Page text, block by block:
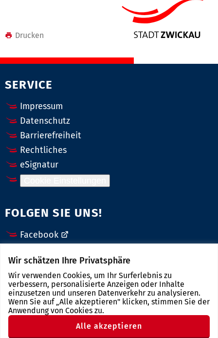
Wir schätzen Ihre Privatsphäre
Wir verwenden Cookies, um Ihr Surferlebnis zu
verbessern, personalisierte Anzeigen oder Inhalte
einzusetzen und unseren Datenverkehr zu analysieren.
Wenn Sie auf „Alle akzeptieren" klicken, stimmen Sie der
Anwendung von Cookies zu.
Alle akzeptieren
Drucken
SERVICE
Impressum
Datenschutz
Barrierefreiheit
Rechtliches
eSignatur
FOLGEN SIE UNS!
Facebook
Instagram
YouTube
LINKS